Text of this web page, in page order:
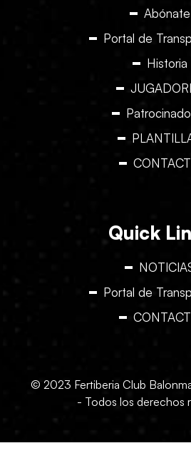
Abónate
Portal de
Historia
Quick
Portal de
© 2023 Fertiberia Club
- Todos los derechos